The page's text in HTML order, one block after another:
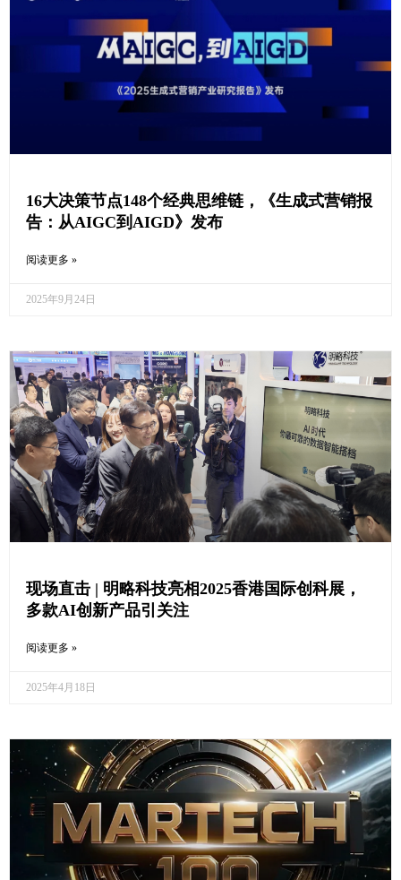
16大决策节点148个经典思维链，《生成式营销报
告：从AIGC到AIGD》发布
阅读更多 »
2025年9月24日
现场直击 | 明略科技亮相2025香港国际创科展，
多款AI创新产品引关注
阅读更多 »
2025年4月18日